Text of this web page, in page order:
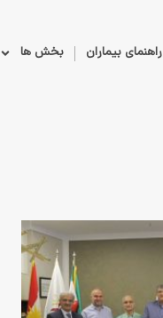
راهنمای بیماران بخش ها